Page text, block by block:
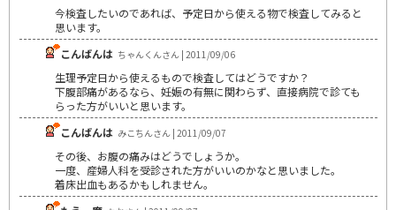
今検査したいのであれば、予定日から使える物で検査してみると
思います。
こんばんは ちゃんくんさん | 2011/09/06
生理予定日から使えるもので検査してはどうですか？
下腹部痛があるなら、妊娠の有無に関わらず、直接病院で診ても
らった方がいいと思います。
こんばんは みこちんさん | 2011/09/07
その後、お腹の痛みはどうでしょうか。
一度、産婦人科を受診された方がいいのかなと思いました。
着床出血もあるかもしれません。